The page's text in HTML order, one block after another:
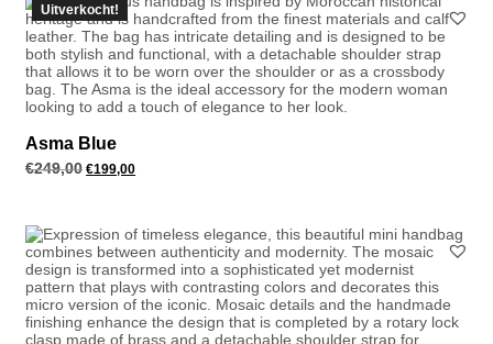
Uitverkocht!
Asma Blue
€249,00 Oorspronkelijke
prijs
€199,00
prijs